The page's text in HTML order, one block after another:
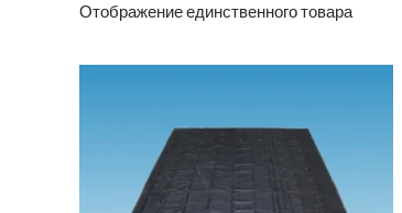
Отображение единственного товара